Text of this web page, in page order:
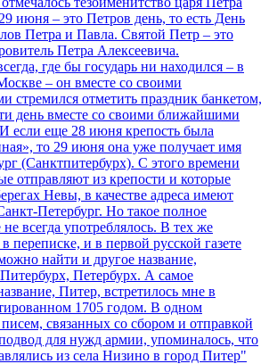
июня – это Петров день, то есть День
Петра и Павла. Святой Петр – это
Петра Алексеевича.
где бы государь ни находился – в
– он вместе со своими
стремился отметить праздник банкетом,
день вместе со своими ближайшими
если еще 28 июня крепость была
то 29 июня она уже получает имя
(Санктпитербурх). С этого времени
отправляют из крепости и которые
Невы, в качестве адреса имеют
Петербург. Но такое полное
всегда употреблялось. В тех же
переписке, и в первой русской газете
найти и другое название,
Петербурх. А самое
Питер, встретилось мне в
1705 годом. В одном
связанных со сбором и отправкой
для нужд армии, упоминалось, что
из села Низино в город Питер"